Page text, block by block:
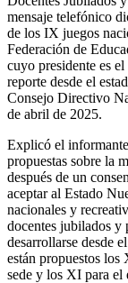
mensaje telefónico
de los IX juegos
Federación de
cuyo presidente es
reporte desde el
Consejo Directivo
de abril de 2025.
Explicó el
propuestas sobre la
después de un
aceptar al Estado
nacionales y
docentes jubilados y
desarrollarse desde
están propuestos los
sede y los XI para el